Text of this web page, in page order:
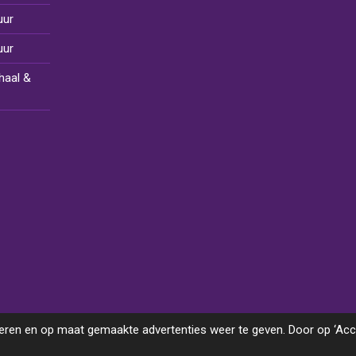
en op maat gemaakte advertenties weer te geven. Door op
&